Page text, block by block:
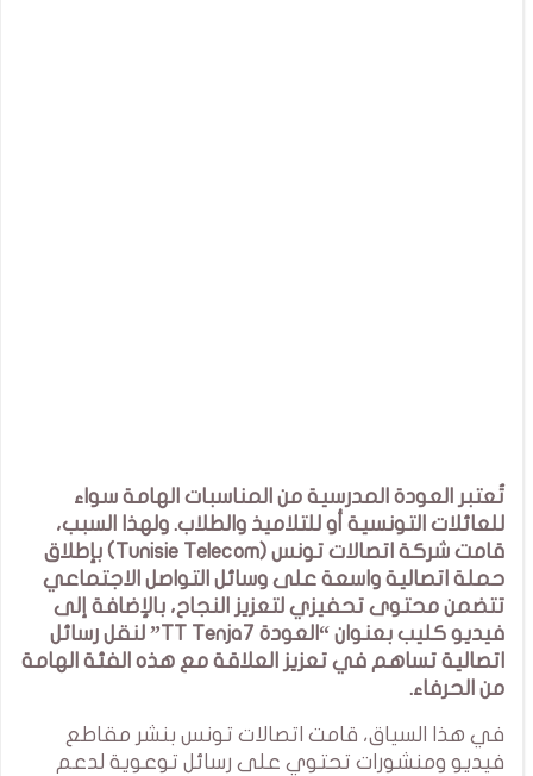
تُعتبر العودة المدرسية من المناسبات الهامة سواء
للعائلات التونسية أو للتلاميذ والطلاب. ولهذا السبب،
قامت شركة اتصالات تونس (Tunisie Telecom) بإطلاق
حملة اتصالية واسعة على وسائل التواصل الاجتماعي
تتضمن محتوى تحفيزي لتعزيز النجاح، بالإضافة إلى
فيديو كليب بعنوان “العودة TT Tenja7” لنقل رسائل
اتصالية تساهم في تعزيز العلاقة مع هذه الفئة الهامة
من الحرفاء.
في هذا السياق، قامت اتصالات تونس بنشر مقاطع
فيديو ومنشورات تحتوي على رسائل توعوية لدعم